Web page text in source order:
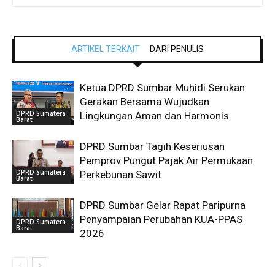
ARTIKEL TERKAIT DARI PENULIS
DPRD Sumatera
Barat
Ketua DPRD Sumbar Muhidi Serukan
Gerakan Bersama Wujudkan
Lingkungan Aman dan Harmonis
DPRD Sumatera
Barat
DPRD Sumbar Tagih Keseriusan
Pemprov Pungut Pajak Air Permukaan
Perkebunan Sawit
DPRD Sumatera
Barat
DPRD Sumbar Gelar Rapat Paripurna
Penyampaian Perubahan KUA-PPAS
2026